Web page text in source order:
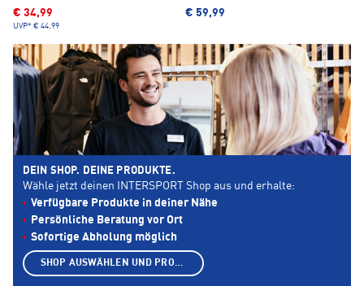
€ 34,99
UVP* € 44,99
€ 59,99
DEIN SHOP. DEINE PRODUKTE.
Wähle jetzt deinen INTERSPORT Shop aus und erhalte:
Verfügbare Produkte in deiner Nähe
Persönliche Beratung vor Ort
Sofortige Abholung möglich
SHOP AUSWÄHLEN UND PRODUKTE ANZEIGEN